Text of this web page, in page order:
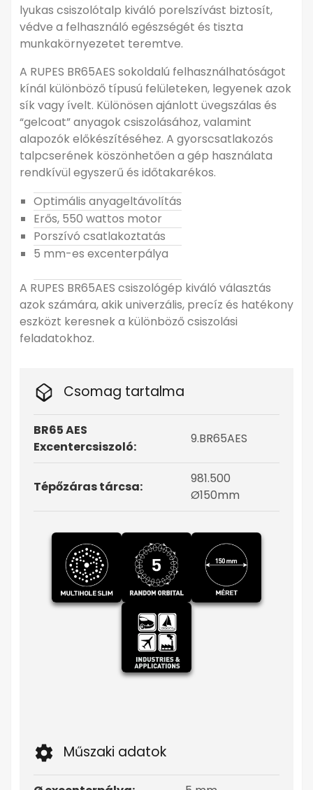
lyukas csiszolótalp kiváló porelszívást biztosít,
védve a felhasználó egészségét és tiszta
munkakörnyezetet teremtve.
A RUPES BR65AES sokoldalú felhasználhatóságot
kínál különböző típusú felületeken, legyenek azok
sík vagy ívelt. Különösen ajánlott üvegszálas és
“gelcoat” anyagok csiszolásához, valamint
alapozók előkészítéséhez. A gyorscsatlakozós
talpcserének köszönhetően a gép használata
rendkívül egyszerű és időtakarékos.
Optimális anyageltávolítás
Erős, 550 wattos motor
Porszívó csatlakoztatás
5 mm-es excenterpálya
A RUPES BR65AES csiszológép kiváló választás
azok számára, akik univerzális, precíz és hatékony
eszközt keresnek a különböző csiszolási
feladatokhoz.
Csomag tartalma
BR65 AES
Excentercsiszoló:
9.BR65AES
Tépőzáras tárcsa:
981.500
Ø150mm
Műszaki adatok